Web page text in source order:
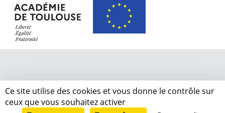
Ce site utilise des cookies et vous donne le contrôle sur
ceux que vous souhaitez activer